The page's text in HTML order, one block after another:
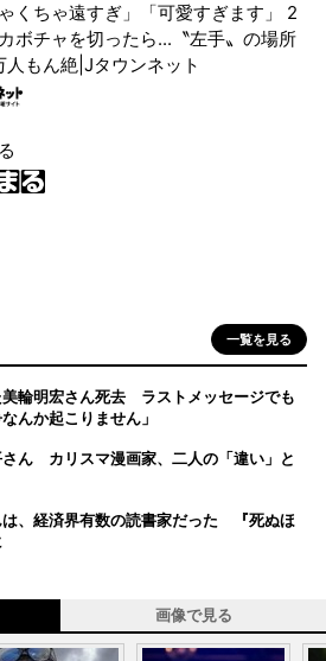
ゃくちゃ遠すぎ」「可愛すぎます」 2
ボチャを切ったら...〝左手〟の場所
人もん絶|Jタウンネット
一覧を見る
輪明宏さん死去 ラストメッセージでも
んか起こりません」
ん カリスマ漫画家、二人の「違い」と
、経済界有数の読書家だった 『死ぬほ
画像で見る